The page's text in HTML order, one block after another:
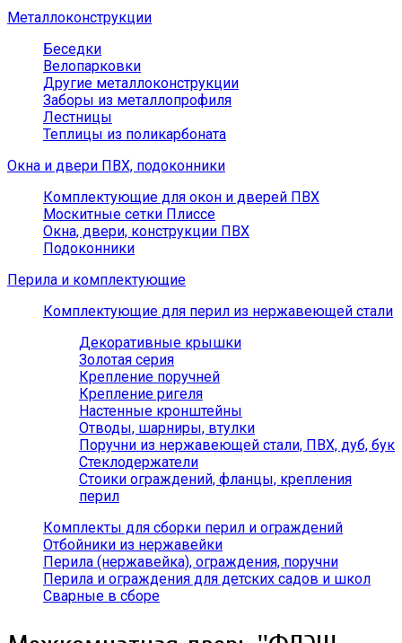
Металлоконструкции
Беседки
Велопарковки
Другие металлоконструкции
Заборы из металлопрофиля
Лестницы
Теплицы из поликарбоната
Окна и двери ПВХ, подоконники
Комплектующие для окон и дверей ПВХ
Москитные сетки Плиссе
Окна, двери, конструкции ПВХ
Подоконники
Перила и комплектующие
Комплектующие для перил из нержавеющей стали
Декоративные крышки
Золотая серия
Крепление поручней
Крепление ригеля
Настенные кронштейны
Отводы, шарниры, втулки
Поручни из нержавеющей стали, ПВХ, дуб, бук
Стеклодержатели
Стоики ограждений, фланцы, крепления
перил
Комплекты для сборки перил и ограждений
Отбойники из нержавейки
Перила (нержавейка), ограждения, поручни
Перила и ограждения для детских садов и школ
Сварные в сборе